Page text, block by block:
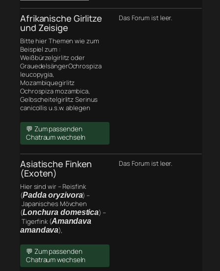
Afrikanische Girlitze
und Zeisige
Bitte hier Themen wie zum
Beispiel zum :
Weißbürzelgirlitz oder
GrauedelsängerOchrospiza
leucopygia,
Mozambiquegirlitz
Ochrospiza mozambica,
Gelbscheitelgirlitz Serinus
canicollis u.s.w. ablegen
💬 Zum passenden
Chatraum wechseln
Das Forum ist leer.
Asiatische Finken
(Exoten)
Hier sind wir – Reisfink
(Padda oryzivora) –
Japanisches Mövchen
(Lonchura domestica) –
Tigerfink (Amandava
amandava),
💬 Zum passenden
Chatraum wechseln
Das Forum ist leer.